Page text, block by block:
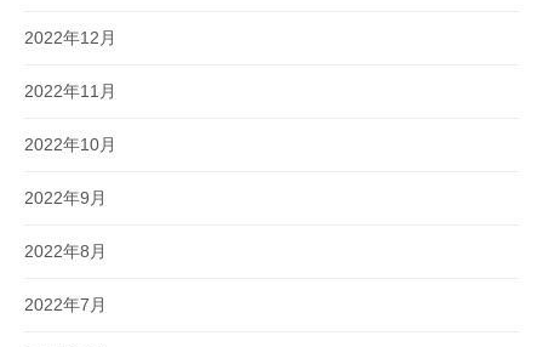
2022年12月
2022年11月
2022年10月
2022年9月
2022年8月
2022年7月